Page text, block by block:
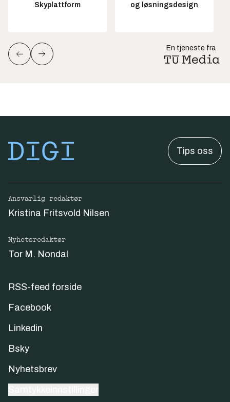
Skyplattform
og løsningsdesign
En tjeneste fra
Tips oss
Ansvarlig redaktør
Kristina Fritsvold Nilsen
Nyhetsredaktør
Tor M. Nondal
RSS-feed forside
Facebook
Linkedin
Bsky
Nyhetsbrev